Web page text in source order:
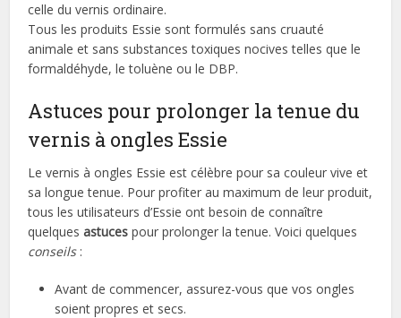
celle du vernis ordinaire.
Tous les produits Essie sont formulés sans cruauté
animale et sans substances toxiques nocives telles que le
formaldéhyde, le toluène ou le DBP.
Astuces pour prolonger la tenue du
vernis à ongles Essie
Le vernis à ongles Essie est célèbre pour sa couleur vive et
sa longue tenue. Pour profiter au maximum de leur produit,
tous les utilisateurs d’Essie ont besoin de connaître
quelquesastuces pour prolonger la tenue. Voici quelques
conseils:
Avant de commencer, assurez-vous que vos ongles
soient propres et secs.